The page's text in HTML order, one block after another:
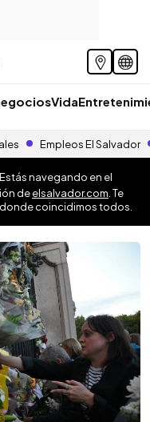
Vida
Empleos El Salvador
navegando en el
deelsalvador.com . Te
coincidimos todos.